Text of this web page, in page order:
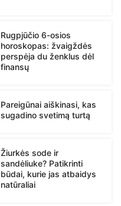
Rugpjūčio 6-osios
horoskopas: žvaigždės
perspėja du ženklus dėl
finansų
Pareigūnai aiškinasi, kas
sugadino svetimą turtą
Žiurkės sode ir
sandėliuke? Patikrinti
būdai, kurie jas atbaidys
natūraliai